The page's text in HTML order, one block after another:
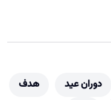
دوران عید
هدف